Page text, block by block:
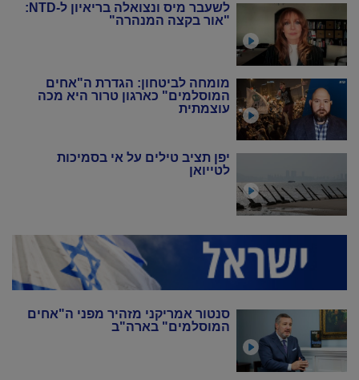
לשעבר מיס ונצואלה בריאיון ל-NTD:
"אור בקצה המנהרה"
מומחה לביטחון: הגדרת ה"אחים
המוסלמים" כארגון טרור היא מכה
עוצמתית
יפן תציב טילים על אי בסמיכות
לטייואן
סנטור אמריקני מזהיר מפני ה"אחים
המוסלמים" בארה"ב